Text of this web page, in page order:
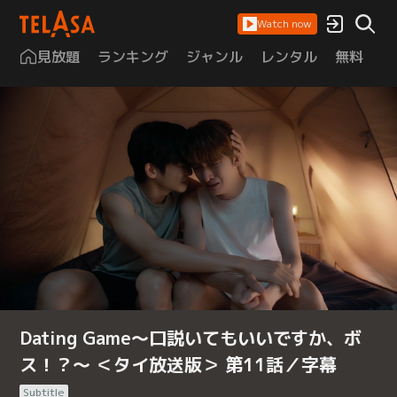
Watch now
見放題 ランキング ジャンル レンタル 無料
Dating Game～口説いてもいいですか、ボ
ス！？～ ＜タイ放送版＞ 第11話／字幕
Subtitle